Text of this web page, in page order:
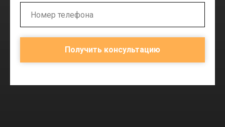
Получить консультацию